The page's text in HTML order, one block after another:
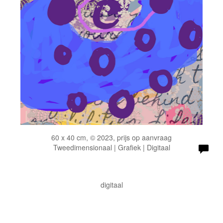
60 x 40 cm, © 2023, prijs op aanvraag
Tweedimensionaal | Grafiek | Digitaal
digitaal